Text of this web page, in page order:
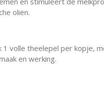
oliën.
1 volle theelepel per kopje,
en werking.